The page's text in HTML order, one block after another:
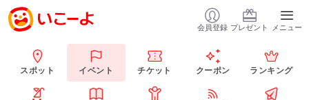
会員登録 プレゼント メニュー
スポット イベント チケット クーポン ランキング